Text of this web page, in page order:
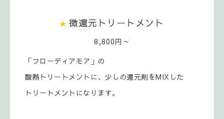
微還元トリートメント
8,800円～
「フローディアモア」の
酸熱トリートメントに、少しの還元剤をMIXした
トリートメントになります。